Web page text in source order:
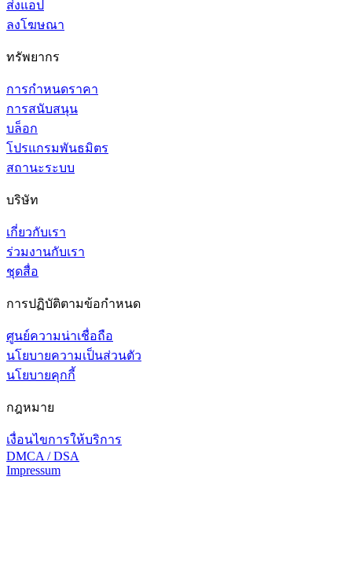
ส่งแอป
ลงโฆษณา
ทรัพยากร
การกำหนดราคา
การสนับสนุน
บล็อก
โปรแกรมพันธมิตร
สถานะระบบ
บริษัท
เกี่ยวกับเรา
ร่วมงานกับเรา
ชุดสื่อ
การปฏิบัติตามข้อกำหนด
ศูนย์ความน่าเชื่อถือ
นโยบายความเป็นส่วนตัว
นโยบายคุกกี้
กฎหมาย
เงื่อนไขการให้บริการ
DMCA / DSA
Impressum